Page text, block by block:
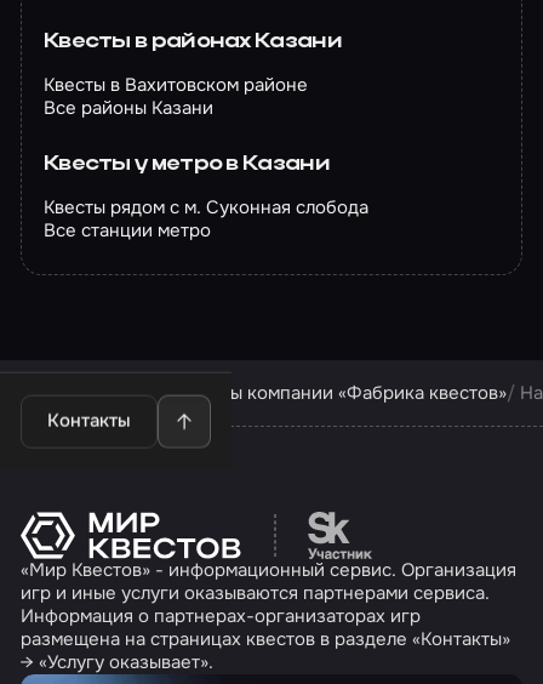
Квесты в районах Казани
Квесты в Вахитовском районе
Все районы Казани
Квесты у метро в Казани
Квесты рядом с м. Суконная слобода
Все станции метро
Контакты
Квесты в Казани Квесты компании «Фабрика квестов»
Перейти на сайт
«Мир Квестов» - информационный сервис. Организация
игр и иные услуги оказываются партнерами сервиса.
Информация о партнерах-организаторах игр
размещена на страницах квестов в разделе «Контакты»
→ «Услугу оказывает».